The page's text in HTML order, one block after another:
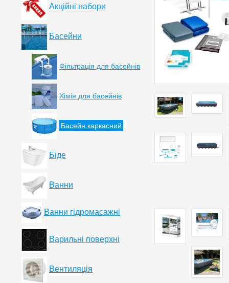
Акційні набори
Басейни
Фільтрація для басейнів
Хімія для басейнів
Басейн каркасний
Біде
Ванни
Ванни гідромасажні
Варильні поверхні
Вентиляція